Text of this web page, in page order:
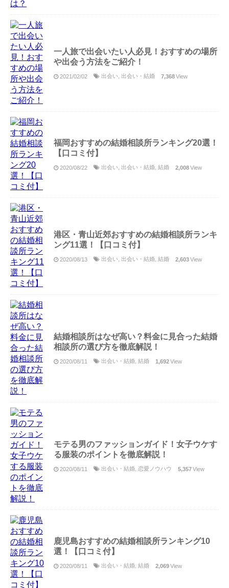
一人旅で出会いたい人必見！おすすめの場所
や出会う方法をご紹介！
2021/02/02 出会い 出会い・結婚 7,368View
福岡おすすめの結婚相談所ランキング20選！
【口コミ付】
2020/08/22 出会い 出会い・結婚 結婚 2,008View
港区・青山近郊おすすめの結婚相談所ランキ
ング11選！【口コミ付】
2020/08/13 出会い 出会い・結婚 結婚 2,603View
結婚相談所はなぜ高い？料金に見合った結婚
相談所の選び方を徹底解説！
2020/08/11 出会い・結婚 結婚 1,692View
モテる男のファッションガイド！女子ウケす
る服装のポイントを徹底解説！
2020/08/11 出会い・結婚 恋愛ノウハウ 5,357View
鹿児島おすすめの結婚相談所ランキング10
選！【口コミ付】
2020/08/11 出会い・結婚 結婚 2,069View